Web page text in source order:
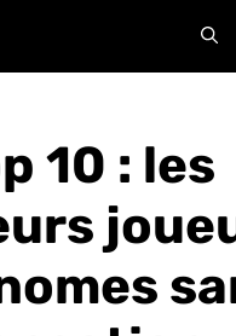
10 : les